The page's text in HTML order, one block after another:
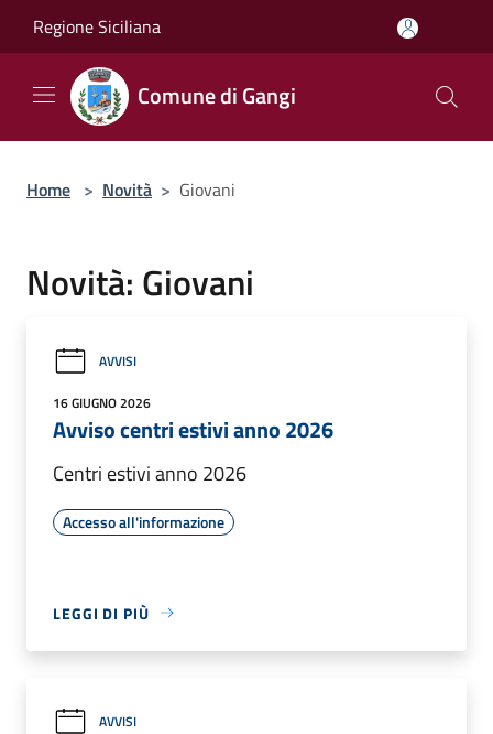
Regione Siciliana
Comune di Gangi
Home > Novità > Giovani
Novità: Giovani
AVVISI
16 GIUGNO 2026
Avviso centri estivi anno 2026
Centri estivi anno 2026
Accesso all'informazione
LEGGI DI PIÙ
AVVISI